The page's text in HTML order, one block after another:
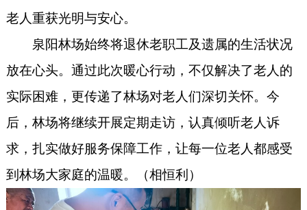
老人重获光明与安心。
泉阳林场始终将退休老职工及遗属的生活状况
放在心头。通过此次暖心行动，不仅解决了老人的
实际困难，更传递了林场对老人们深切关怀。 今
后， 林场将继续开展定期走访，认真倾听老人诉
求，扎实做好服务保障工作，让每一位老人都感受
到林场大家庭的温暖。（相恒利 ）